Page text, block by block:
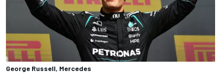
George Russell, Mercedes